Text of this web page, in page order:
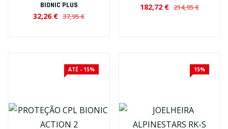
BIONIC PLUS
32,26 € 37,95 €
182,72 € 214,95 €
ATÉ - 15% 15%